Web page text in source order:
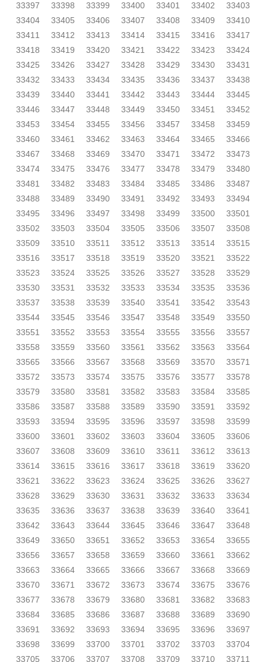
33397
33398 33399 33400 33401 33402
33403
33404
33405 33406 33407 33408 33409
33410
33411
33412 33413 33414 33415 33416
33417
33418
33419 33420 33421 33422 33423
33424
33425
33426 33427 33428 33429 33430
33431
33432
33433 33434 33435 33436 33437
33438
33439
33440 33441 33442 33443 33444
33445
33446
33447 33448 33449 33450 33451
33452
33453
33454 33455 33456 33457 33458
33459
33460
33461 33462 33463 33464 33465
33466
33467
33468 33469 33470 33471 33472
33473
33474
33475 33476 33477 33478 33479
33480
33481
33482 33483 33484 33485 33486
33487
33488
33489 33490 33491 33492 33493
33494
33495
33496 33497 33498 33499 33500
33501
33502
33503 33504 33505 33506 33507
33508
33509
33510 33511 33512 33513 33514
33515
33516
33517 33518 33519 33520 33521
33522
33523
33524 33525 33526 33527 33528
33529
33530
33531 33532 33533 33534 33535
33536
33537
33538 33539 33540 33541 33542
33543
33544
33545 33546 33547 33548 33549
33550
33551
33552 33553 33554 33555 33556
33557
33558
33559 33560 33561 33562 33563
33564
33565
33566 33567 33568 33569 33570
33571
33572
33573 33574 33575 33576 33577
33578
33579
33580 33581 33582 33583 33584
33585
33586
33587 33588 33589 33590 33591
33592
33593
33594 33595 33596 33597 33598
33599
33600
33601 33602 33603 33604 33605
33606
33607
33608 33609 33610 33611 33612
33613
33614
33615 33616 33617 33618 33619
33620
33621
33622 33623 33624 33625 33626
33627
33628
33629 33630 33631 33632 33633
33634
33635
33636 33637 33638 33639 33640
33641
33642
33643 33644 33645 33646 33647
33648
33649
33650 33651 33652 33653 33654
33655
33656
33657 33658 33659 33660 33661
33662
33663
33664 33665 33666 33667 33668
33669
33670
33671 33672 33673 33674 33675
33676
33677
33678 33679 33680 33681 33682
33683
33684
33685 33686 33687 33688 33689
33690
33691
33692 33693 33694 33695 33696
33697
33698
33699 33700 33701 33702 33703
33704
33705
33706 33707 33708 33709 33710 33711